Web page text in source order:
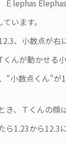
lephas Elephas
います。
、小数点が右
んが動かせる
“小数点くん”
、Ｔくんの顔
ら1.23から